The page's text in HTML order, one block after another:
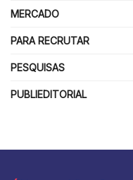
MERCADO
PARA RECRUTAR
PESQUISAS
PUBLIEDITORIAL